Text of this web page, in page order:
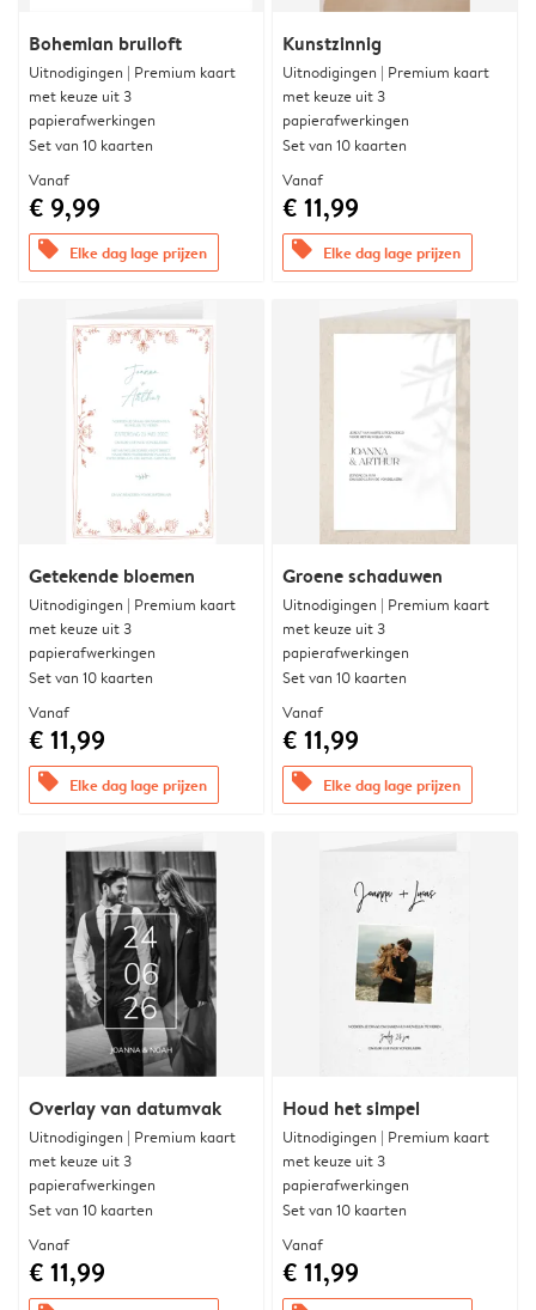
Bohemian bruiloft
Uitnodigingen | Premium kaart
met keuze uit 3
papierafwerkingen
Set van 10 kaarten
Vanaf
€ 9,99
offers Elke dag lage prijzen
Kunstzinnig
Uitnodigingen | Premium kaart
met keuze uit 3
papierafwerkingen
Set van 10 kaarten
Vanaf
€ 11,99
offers Elke dag lage prijzen
Getekende bloemen
Uitnodigingen | Premium kaart
met keuze uit 3
papierafwerkingen
Set van 10 kaarten
Vanaf
€ 11,99
offers Elke dag lage prijzen
Groene schaduwen
Uitnodigingen | Premium kaart
met keuze uit 3
papierafwerkingen
Set van 10 kaarten
Vanaf
€ 11,99
offers Elke dag lage prijzen
Overlay van datumvak
Uitnodigingen | Premium kaart
met keuze uit 3
papierafwerkingen
Set van 10 kaarten
Vanaf
€ 11,99
Houd het simpel
Uitnodigingen | Premium kaart
met keuze uit 3
papierafwerkingen
Set van 10 kaarten
Vanaf
€ 11,99